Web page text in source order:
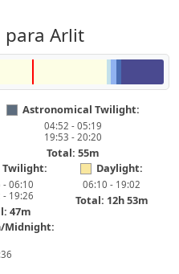
para Arlit
Astronomical Twilight:
04:52 - 05:19
19:53 - 20:20
Total: 55m
Twilight:
- 06:10
- 19:26
47m
Daylight:
06:10 - 19:02
Total: 12h 53m
Midnight: